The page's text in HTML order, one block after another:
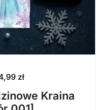
złAktualna
cena
wynosi:Kraina